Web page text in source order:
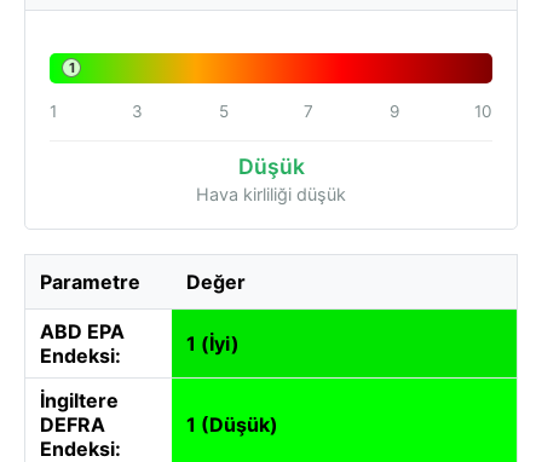
1
1 3 5 7 9 10
Düşük
Hava kirliliği düşük
Parametre Değer
ABD EPA
Endeksi:
1 (İyi)
İngiltere
DEFRA
Endeksi:
1 (Düşük)